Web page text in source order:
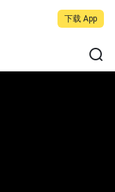
下载 App